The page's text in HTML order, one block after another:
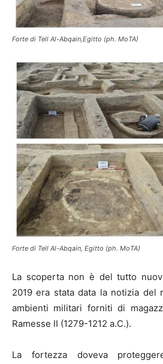
Forte di Tell Al-Abqain,Egitto (ph. MoTA)
Forte di Tell Al-Abqain, Egitto (ph. MoTA)
La scoperta non è del tutto
2019 era stata data la notizia del
ambienti militari forniti di
Ramesse II (1279-1212 a.C.).
La fortezza doveva